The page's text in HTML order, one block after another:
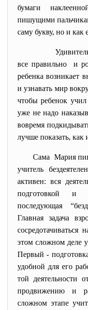
бумаги
пишущими
саму букву, но и как
все правильно и
ребенка возникает
и узнавать мир
чтобы ребенок
уже не надо
вовремя
лучше показать, как
Сама Мария
учитель
активен: вся
подготовкой и
последующая
Главная задача
этом сложном деле
Первый -
удобной для его
той деятельности
продвижению и
сложном этапе